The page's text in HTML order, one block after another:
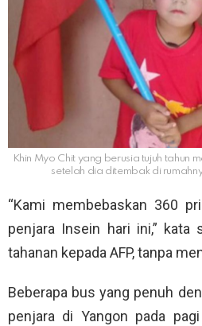
Khin Myo Chit yang berusia tujuh tahun
setelah dia ditembak di
“Kami membebaskan 360
penjara Insein hari ini,” kata
tahanan kepada AFP, tanpa
Beberapa bus yang penuh
penjara di Yangon pada